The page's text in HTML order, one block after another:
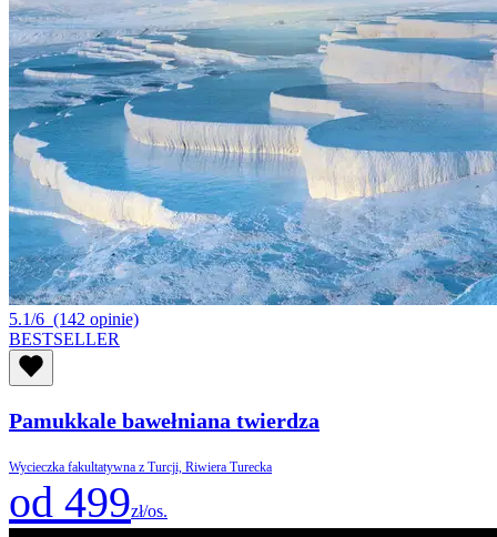
5.1/6 (142 opinie)
BESTSELLER
Pamukkale bawełniana twierdza
Wycieczka fakultatywna z Turcji, Riwiera Turecka
od 499zł/os.